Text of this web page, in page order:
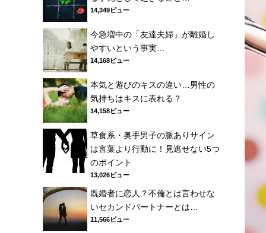
14,349ビュー
今急増中の「友達夫婦」が離婚し
やすいという事実…
14,168ビュー
本気と遊びのキスの違い…男性の
気持ちはキスに表れる？
14,158ビュー
草食系・奥手男子の脈ありサイン
は言葉より行動に！見逃せない5つ
のポイント
13,026ビュー
既婚者に恋人？不倫とは言わせな
いセカンドパートナーとは…
11,566ビュー